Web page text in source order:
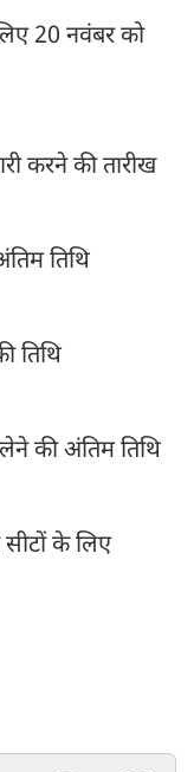
20 नवंबर को
करने की तारीख
तिथि
तिथि
की अंतिम तिथि
के लिए